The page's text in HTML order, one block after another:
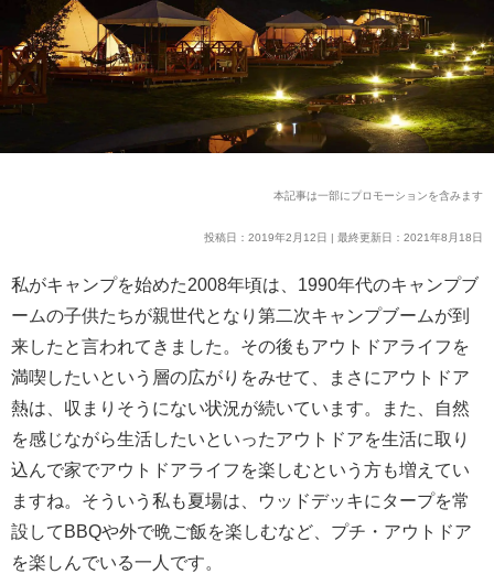
本記事は一部にプロモーションを含みます
投稿日：2019年2月12日 | 最終更新日：2021年8月18日
私がキャンプを始めた2008年頃は、1990年代のキャンプブ
ームの子供たちが親世代となり第二次キャンプブームが到
来したと言われてきました。その後もアウトドアライフを
満喫したいという層の広がりをみせて、まさにアウトドア
熱は、収まりそうにない状況が続いています。
また、自然
を感じながら生活したいといったアウトドアを生活に取り
込んで家でアウトドアライフを楽しむという方も増えてい
ますね。そういう私も夏場は、ウッドデッキにタープを常
設してBBQや外で晩ご飯を楽しむなど、プチ・アウトドア
を楽しんでいる一人です。